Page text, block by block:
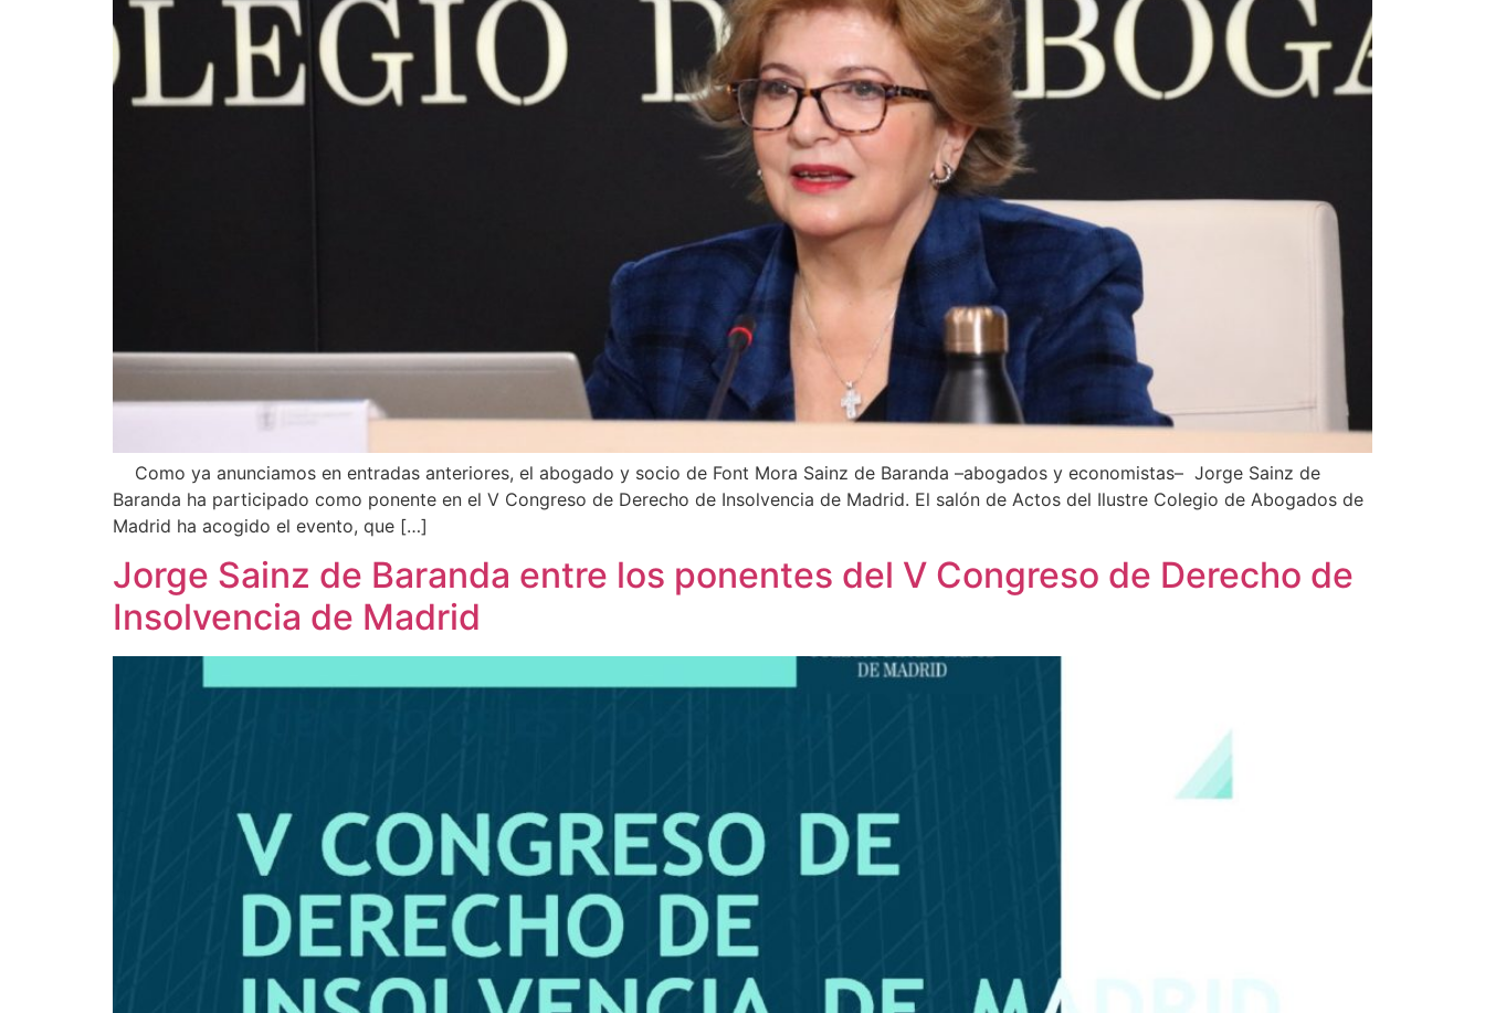
Como ya anunciamos en entradas anteriores, el abogado y socio de Font Mora Sainz de Baranda –abogados y economistas– Jorge Sainz de
Baranda ha participado como ponente en el V Congreso de Derecho de Insolvencia de Madrid. El salón de Actos del Ilustre Colegio de Abogados de
Madrid ha acogido el evento, que […]
Jorge Sainz de Baranda entre los ponentes del V Congreso de Derecho de
Insolvencia de Madrid